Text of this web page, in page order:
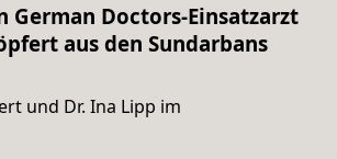
German Doctors-Einsatzarzt
aus den Sundarbans
und Dr. Ina Lipp im